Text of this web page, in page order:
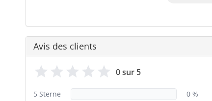
Avis des clients
0 sur 5
5 Sterne
0 %